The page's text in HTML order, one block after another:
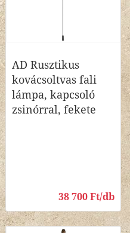
AD Rusztikus
kovácsoltvas fali
lámpa, kapcsoló
zsinórral, fekete
38 700 Ft/db